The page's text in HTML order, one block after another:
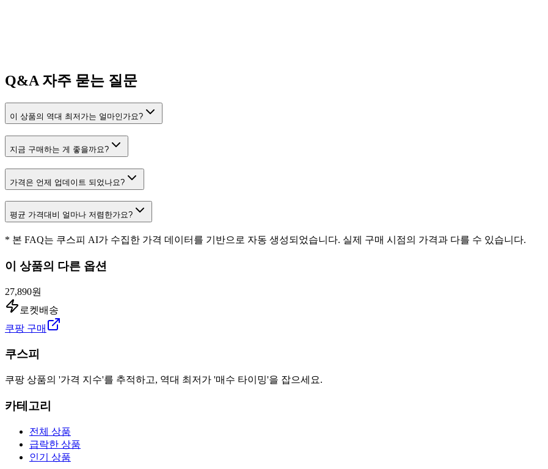
Q&A자주 묻는 질문
이 상품의 역대 최저가는 얼마인가요?
지금 구매하는 게 좋을까요?
가격은 언제 업데이트 되었나요?
평균 가격대비 얼마나 저렴한가요?
* 본 FAQ는 쿠스피 AI가 수집한 가격 데이터를 기반으로 자동 생성되었습니다. 실제 구매 시점의 가격과 다를 수 있습니다.
이 상품의 다른 옵션
27,890원
로켓배송
쿠팡 구매
쿠스피
쿠팡 상품의 '가격 지수'를 추적하고, 역대 최저가 '매수 타이밍'을 잡으세요.
카테고리
전체 상품
급락한 상품
인기 상품